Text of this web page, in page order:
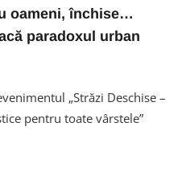
oameni, închise…
paradoxul urban
„Străzi Deschise –
pentru toate vârstele”